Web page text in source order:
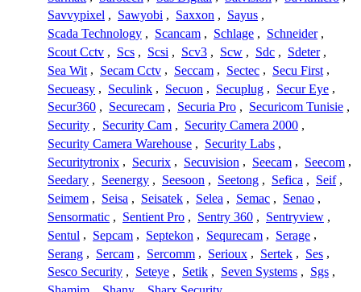
Savvypixel , Sawyobi , Saxxon , Sayus ,
Scada Technology , Scancam , Schlage , Schneider ,
Scout Cctv , Scs , Scsi , Scv3 , Scw , Sdc , Sdeter ,
Sea Wit , Secam Cctv , Seccam , Sectec , Secu First ,
Secueasy , Seculink , Secuon , Secuplug , Secur Eye ,
Secur360 , Securecam , Securia Pro , Securicom Tunisie ,
Security , Security Cam , Security Camera 2000 ,
Security Camera Warehouse , Security Labs ,
Securitytronix , Securix , Secuvision , Seecam , Seecom ,
Seedary , Seenergy , Seesoon , Seetong , Sefica , Seif ,
Seimem , Seisa , Seisatek , Selea , Semac , Senao ,
Sensormatic , Sentient Pro , Sentry 360 , Sentryview ,
Sentul , Sepcam , Septekon , Sequrecam , Serage ,
Serang , Sercam , Sercomm , Serioux , Sertek , Ses ,
Sesco Security , Seteye , Setik , Seven Systems , Sgs ,